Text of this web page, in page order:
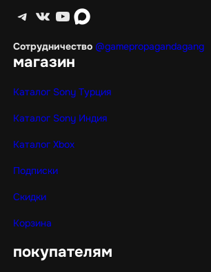
Telegram ВКонтакте YouTube max
Сотрудничество @gamepropagandagang
магазин
Каталог Sony Турция
Каталог Sony Индия
Каталог Xbox
Подписки
Скидки
Корзина
покупателям